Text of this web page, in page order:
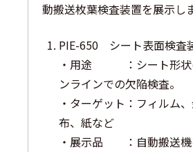
動搬送枚葉検査装置を展示し
PIE-650 シート表面検査
・用途 ：シート形状
ンラインでの欠陥検査。
・ターゲット：フィルム
布、紙など
・展示品 ：自動搬送機